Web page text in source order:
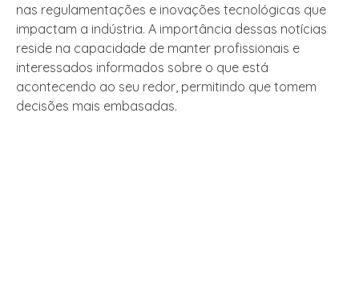
nas regulamentações e inovações tecnológicas que
impactam a indústria. A importância dessas notícias
reside na capacidade de manter profissionais e
interessados informados sobre o que está
acontecendo ao seu redor, permitindo que tomem
decisões mais embasadas.